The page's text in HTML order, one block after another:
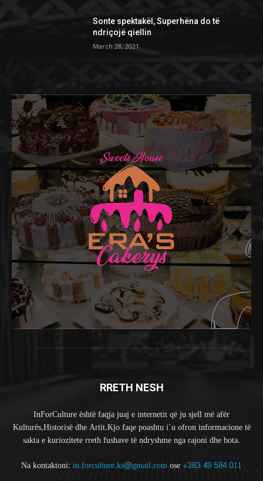
Sonte spektakël, Superhëna do të
ndriçojë qiellin
March 28, 2021
RRETH NESH
InForCulture është faqja juaj e internetit që ju sjell më afër
Kulturës,Historisë dhe Artit.Kjo faqe poashtu i`u ofron informacione të
sakta e kuriozitete rreth fushave të ndryshme nga rajoni dhe bota.
Na kontaktoni: in.forculture.ks@gmail.comose+383 49 584 011